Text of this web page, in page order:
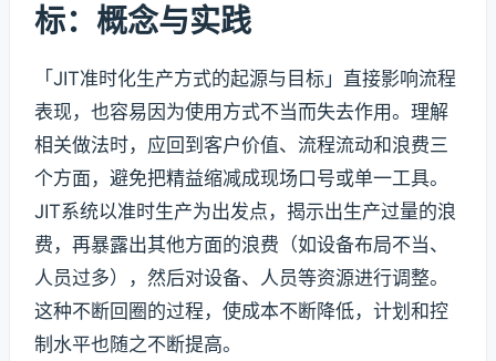
标：概念与实践
「JIT准时化生产方式的起源与目标」直接影响流程
表现，也容易因为使用方式不当而失去作用。理解
相关做法时，应回到客户价值、流程流动和浪费三
个方面，避免把精益缩减成现场口号或单一工具。
JIT系统以准时生产为出发点，揭示出生产过量的浪
费，再暴露出其他方面的浪费（如设备布局不当、
人员过多），然后对设备、人员等资源进行调整。
这种不断回圈的过程，使成本不断降低，计划和控
制水平也随之不断提高。